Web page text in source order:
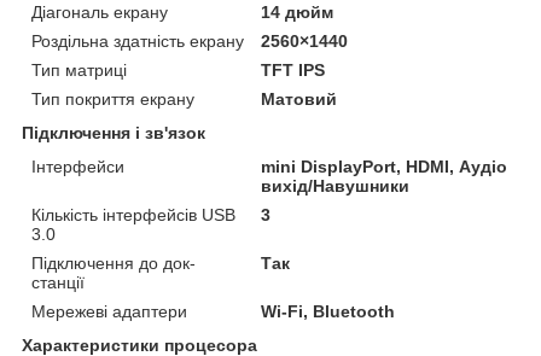
Діагональ екрану
14 дюйм
Роздільна здатність екрану
2560×1440
Тип матриці
TFT IPS
Тип покриття екрану
Матовий
Підключення і зв'язок
Інтерфейси
mini DisplayPort, HDMI, Аудіо
вихід/Навушники
Кількість інтерфейсів USB
3.0
3
Підключення до док-
станції
Так
Мережеві адаптери
Wi-Fi, Bluetooth
Характеристики процесора